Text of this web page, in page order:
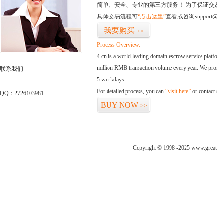
联系我们
QQ：2726103981
简单、安全、专业的第三方服务！ 为了保证
具体交易流程可“点击这里”查看或咨询
我要购买 >>
Process Overview:
4.cn is a world leading domain escrow service
million RMB transaction volume every year. We
5 workdays.
For detailed process, you can “visit here” or contact
BUY NOW >>
Copyright © 1998 -2025